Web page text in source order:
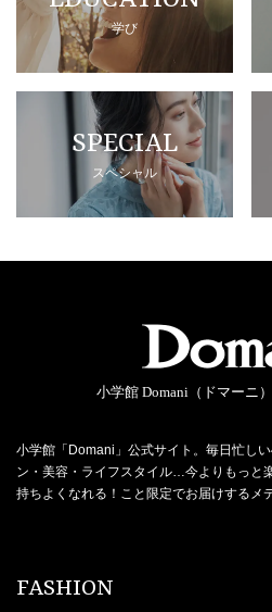
学び
SPECIAL
スペシャル
小学館 Domani（ドマーニ
小学館「Domani」公式サイト。毎日忙し
ン・美容・ライフスタイル…今よりもっと
持ちよくなれる！こと限定でお届けするメ
FASHION